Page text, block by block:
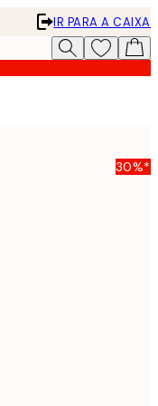
IR PARA A CAIXA
30%*